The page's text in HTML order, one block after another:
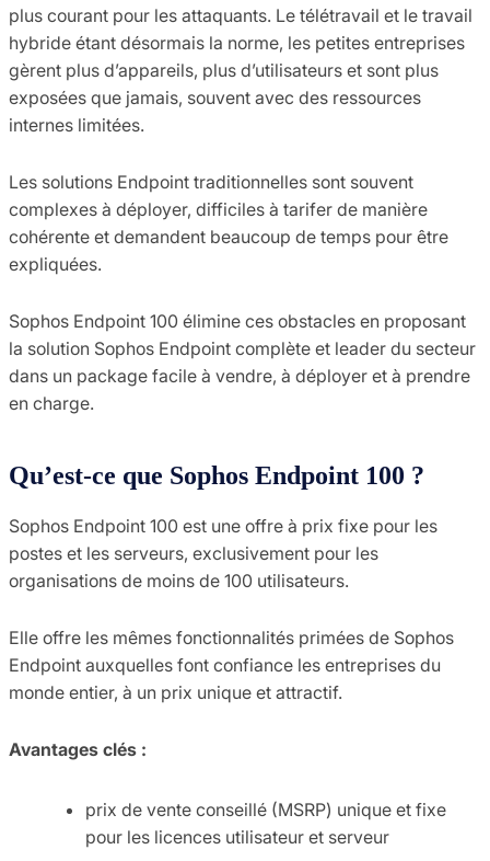
plus courant pour les attaquants. Le télétravail et le travail
hybride étant désormais la norme, les petites entreprises
gèrent plus d’appareils, plus d’utilisateurs et sont plus
exposées que jamais, souvent avec des ressources
internes limitées.
Les solutions Endpoint traditionnelles sont souvent
complexes à déployer, difficiles à tarifer de manière
cohérente et demandent beaucoup de temps pour être
expliquées.
Sophos Endpoint 100 élimine ces obstacles en proposant
la solution Sophos Endpoint complète et leader du secteur
dans un package facile à vendre, à déployer et à prendre
en charge.
Qu’est-ce que Sophos Endpoint 100 ?
Sophos Endpoint 100 est une offre à prix fixe pour les
postes et les serveurs, exclusivement pour les
organisations de moins de 100 utilisateurs.
Elle offre les mêmes fonctionnalités primées de Sophos
Endpoint auxquelles font confiance les entreprises du
monde entier, à un prix unique et attractif.
Avantages clés :
prix de vente conseillé (MSRP) unique et fixe
pour les licences utilisateur et serveur